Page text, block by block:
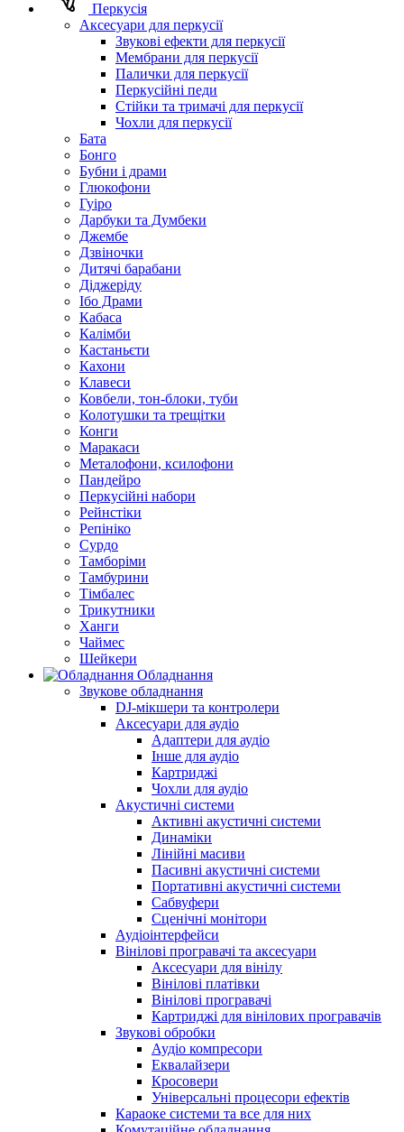
Перкусія
Аксесуари для перкусії
Звукові ефекти для перкусії
Мембрани для перкусії
Палички для перкусії
Перкусійні педи
Стійки та тримачі для перкусії
Чохли для перкусії
Бата
Бонго
Бубни і драми
Глюкофони
Гуіро
Дарбуки та Думбеки
Джембе
Дзвіночки
Дитячі барабани
Діджеріду
Ібо Драми
Кабаса
Калімби
Кастаньєти
Кахони
Клавеси
Ковбели, тон-блоки, туби
Колотушки та трещітки
Конги
Маракаси
Металофони, ксилофони
Пандейро
Перкусійні набори
Рейнстіки
Репініко
Сурдо
Тамборіми
Тамбурини
Тімбалес
Трикутники
Ханги
Чаймес
Шейкери
Обладнання
Звукове обладнання
DJ-мікшери та контролери
Аксесуари для аудіо
Адаптери для аудіо
Інше для аудіо
Картриджі
Чохли для аудіо
Акустичні системи
Активні акустичні системи
Динаміки
Лінійні масиви
Пасивні акустичні системи
Портативні акустичні системи
Сабвуфери
Сценічні монітори
Аудіоінтерфейси
Вінілові програвачі та аксесуари
Аксесуари для вінілу
Вінілові платівки
Вінілові програвачі
Картриджі для вінілових програвачів
Звукові обробки
Аудіо компресори
Еквалайзери
Кросовери
Універсальні процесори ефектів
Караоке системи та все для них